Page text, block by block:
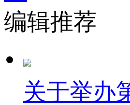
编辑推荐
关于举办